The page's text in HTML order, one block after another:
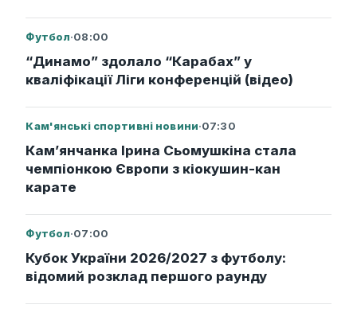
Футбол·08:00
“Динамо” здолало “Карабах” у
кваліфікації Ліги конференцій (відео)
Кам'янські спортивні новини·07:30
Кам’янчанка Ірина Сьомушкіна стала
чемпіонкою Європи з кіокушин-кан
карате
Футбол·07:00
Кубок України 2026/2027 з футболу:
відомий розклад першого раунду